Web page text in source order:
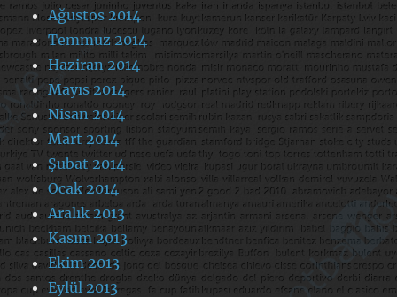
Ağustos 2014
Temmuz 2014
Haziran 2014
Mayıs 2014
Nisan 2014
Mart 2014
Şubat 2014
Ocak 2014
Aralık 2013
Kasım 2013
Ekim 2013
Eylül 2013